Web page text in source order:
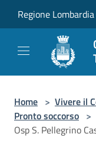
Regione Lombardia
Home > Vivere il
Pronto soccorso >
Osp S. Pellegrino